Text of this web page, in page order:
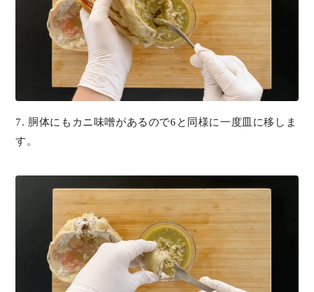
7. 胴体にもカニ味噌があるので6と同様に一度皿に移しま
す。